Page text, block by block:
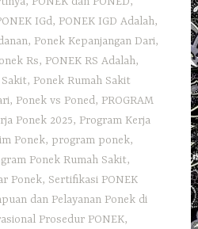
IGd, PONEK IGD Adalah,
, Ponek Kepanjangan Dari,
Rs, PONEK RS Adalah,
, Ponek Rumah Sakit
, Ponek vs Poned, PROGRAM
Ponek 2025, Program Kerja
Ponek, program ponek,
Ponek Rumah Sakit,
Ponek, Sertifikasi PONEK
dan Pelayanan Ponek di
Prosedur PONEK,